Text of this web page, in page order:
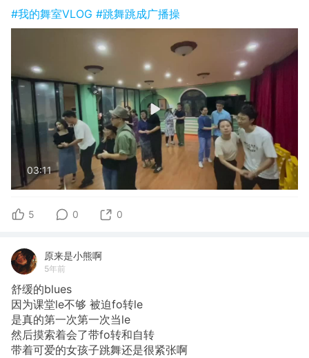
#我的舞室VLOG #跳舞跳成广播操
03:11
5 0 0
原来是小熊啊
5年前
舒缓的blues
因为课堂le不够 被迫fo转le
是真的第一次第一次当le
然后摸索着会了带fo转和自转
带着可爱的女孩子跳舞还是很紧张啊